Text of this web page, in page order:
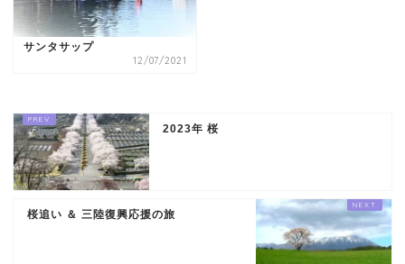
サンタサップ
12/07/2021
2023年 桜
桜追い ＆ 三陸復興応援の旅